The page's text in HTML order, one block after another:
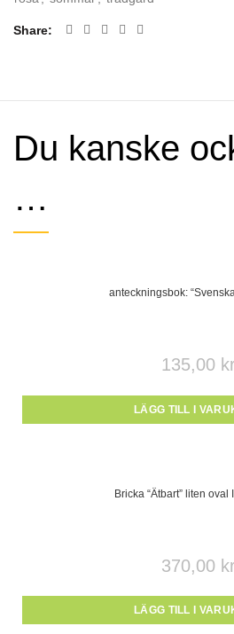
Share
Du kanske
…
anteckningsbok:
135,00 kr
LÄGG TILL I
Bricka “Ätbart” liten oval
370,00 kr
LÄGG TILL I